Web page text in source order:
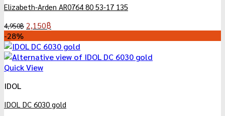
Elizabeth-Arden AR0764 80 53-17 135
4,950฿ Original
was:
4,950฿.
2,150฿
is:
2,150฿.
-28%
Quick View
IDOL
IDOL DC 6030 gold